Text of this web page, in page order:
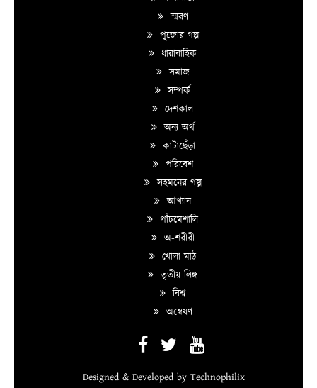
স্মরণ
পুজোর গল্প
ধারাবাহিক
সমাজ
সম্পর্ক
দেশকাল
অন্য অর্থ
কাটাছেঁড়া
পরিবেশ
সহমনের গল্প
আখ্যান
পাঁচমেশালি
অ-শরীরী
খোলা মাঠ
তৃতীয় লিঙ্গ
বিশ্ব
অন্বেষণ
Designed & Developed by Technophilix